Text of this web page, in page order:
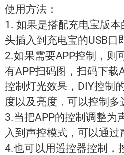
使用方法：
1. 如果是搭配充电宝版本
头插入到充电宝的USB口
2.如果需要APP控制，则
有APP扫码图，扫码下载
控制灯光效果，DIY控制
度以及亮度，可以控制多
3.当把APP的控制调整为
入到声控模式，可以通过
4.也可以用遥控器控制，